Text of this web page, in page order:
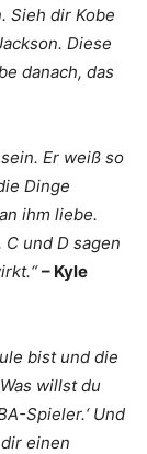
Sieh dir Kobe
Diese
danach, das
Er weiß so
Dinge
ihm liebe.
und D sagen
– Kyle
bist und die
willst du
Spieler.‘ Und
einen